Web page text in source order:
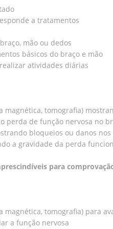
a tratamentos
mão ou dedos
básicos do braço e mão
atividades diárias
magnética, tomografia)
perda de função nervosa no
bloqueios ou danos
a gravidade da perda
para
magnética, tomografia) para
a função nervosa